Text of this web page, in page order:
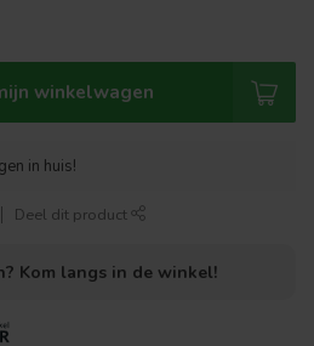
winkelwagen
in huis!
Deel dit product
Kom langs in de winkel!